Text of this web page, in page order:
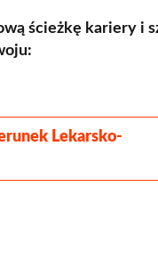
ścieżkę kariery i
Lekarsko-